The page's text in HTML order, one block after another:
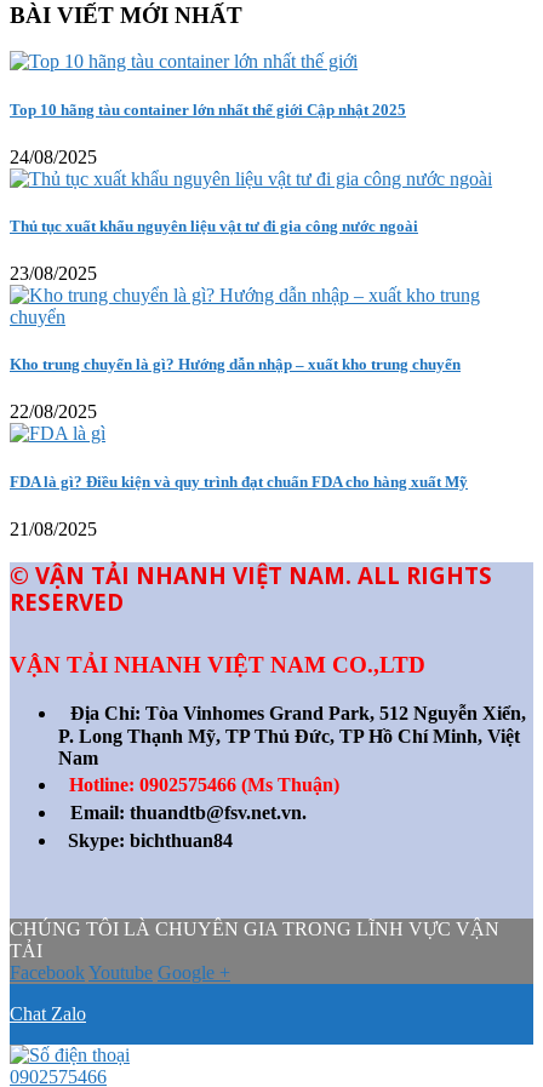
BÀI VIẾT MỚI NHẤT
Top 10 hãng tàu container lớn nhất thế giới Cập nhật 2025
24/08/2025
Thủ tục xuất khẩu nguyên liệu vật tư đi gia công nước ngoài
23/08/2025
Kho trung chuyển là gì? Hướng dẫn nhập – xuất kho trung chuyển
22/08/2025
FDA là gì? Điều kiện và quy trình đạt chuẩn FDA cho hàng xuất Mỹ
21/08/2025
© VẬN TẢI NHANH VIỆT NAM. ALL RIGHTS
RESERVED
VẬN TẢI NHANH VIỆT NAM CO.,LTD
Địa Chỉ: Tòa Vinhomes Grand Park, 512 Nguyễn Xiển,
P. Long Thạnh Mỹ, TP Thủ Đức, TP Hồ Chí Minh, Việt
Nam
Hotline: 0902575466 (Ms Thuận)
Email: thuandtb@fsv.net.vn.
Skype: bichthuan84
CHÚNG TÔI LÀ CHUYÊN GIA TRONG LĨNH VỰC VẬN
TẢI
FacebookYoutube Google +
Chat Zalo
0902575466